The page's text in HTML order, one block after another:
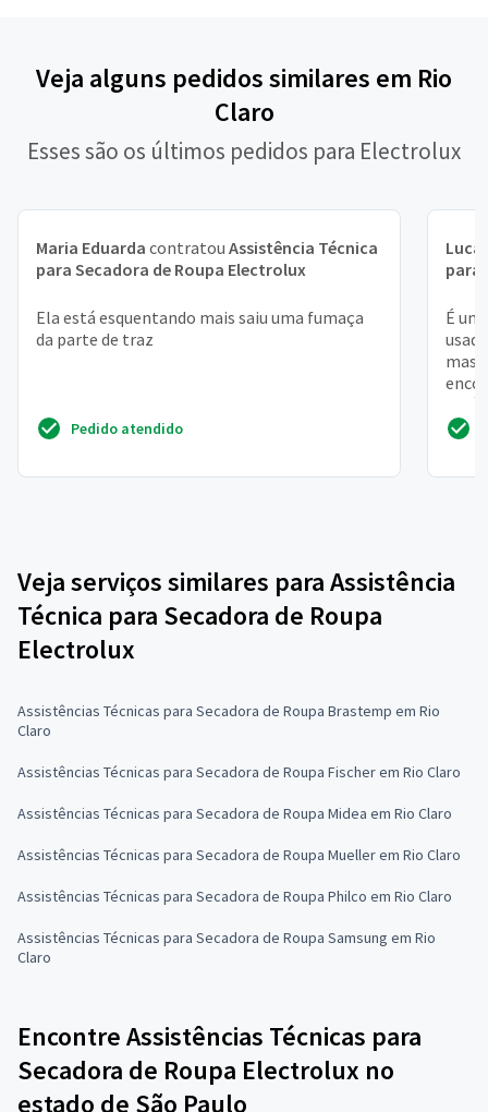
Veja alguns pedidos similares em Rio
Claro
Esses são os últimos pedidos para Electrolux
Maria Eduarda contratou Assistência Técnica
para Secadora de Roupa Electrolux
Ela está esquentando mais saiu uma fumaça
da parte de traz
Pedido atendido
para
É
mas
Veja serviços similares para Assistência
Técnica para Secadora de Roupa
Electrolux
Assistências Técnicas para Secadora de Roupa Brastemp em Rio
Claro
Assistências Técnicas para Secadora de Roupa Fischer em Rio Claro
Assistências Técnicas para Secadora de Roupa Midea em Rio Claro
Assistências Técnicas para Secadora de Roupa Mueller em Rio Claro
Assistências Técnicas para Secadora de Roupa Philco em Rio Claro
Assistências Técnicas para Secadora de Roupa Samsung em Rio
Claro
Encontre Assistências Técnicas para
Secadora de Roupa Electrolux no
estado de São Paulo